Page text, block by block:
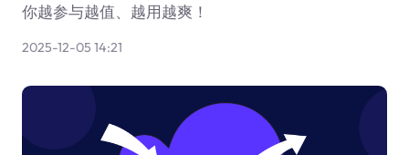
你越参与越值、越用越爽！
2025-12-05 14:21